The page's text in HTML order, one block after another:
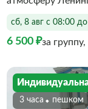
сб, 8 авг с 08:00
6 500 ₽за
3 часа Пешком